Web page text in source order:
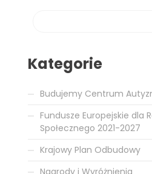
Kategorie
Budujemy Centrum
Fundusze Europejskie dla
Społecznego 2021-2027
Krajowy Plan Odbudowy